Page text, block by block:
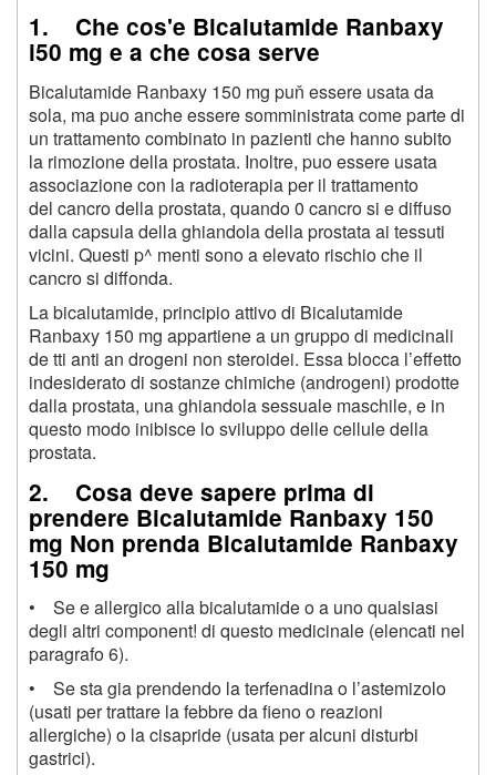
1. Che cos'e Bicalutamide Ranbaxy
i50 mg e a che cosa serve
Bicalutamide Ranbaxy 150 mg puň essere usata da
sola, ma puo anche essere somministrata come parte di
un trattamento combinato in pazienti che hanno subito
la rimozione della prostata. Inoltre, puo essere usata
associazione con la radioterapia per il trattamento
del cancro della prostata, quando 0 cancro si e diffuso
dalla capsula della ghiandola della prostata ai tessuti
vicini. Questi p^ menti sono a elevato rischio che il
cancro si diffonda.
La bicalutamide, principio attivo di Bicalutamide
Ranbaxy 150 mg appartiene a un gruppo di medicinali
de tti anti an drogeni non steroidei. Essa blocca l’effetto
indesiderato di sostanze chimiche (androgeni) prodotte
dalla prostata, una ghiandola sessuale maschile, e in
questo modo inibisce lo sviluppo delle cellule della
prostata.
2. Cosa deve sapere prima di
prendere Bicalutamide Ranbaxy 150
mg Non prenda Bicalutamide Ranbaxy
150 mg
• Se e allergico alla bicalutamide o a uno qualsiasi
degli altri component! di questo medicinale (elencati nel
paragrafo 6).
• Se sta gia prendendo la terfenadina o l’astemizolo
(usati per trattare la febbre da fieno o reazioni
allergiche) o la cisapride (usata per alcuni disturbi
gastrici).